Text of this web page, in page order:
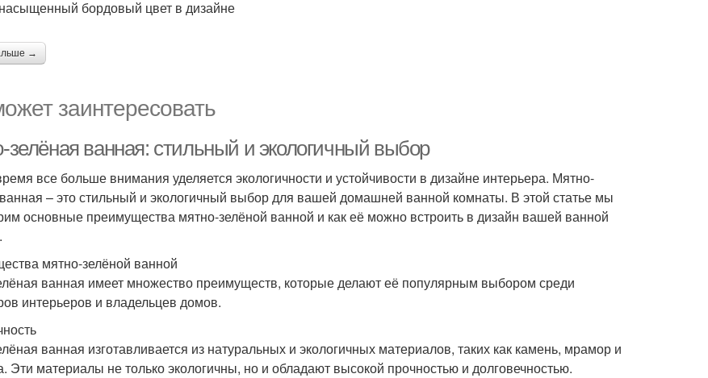
бордовый цвет в дизайне
→
заинтересовать
зелёная ванная: стильный и экологичный выбор
все больше внимания уделяется экологичности и устойчивости в дизайне интерьера. Мятно-
– это стильный и экологичный выбор для вашей домашней ванной комнаты. В этой статье мы
основные преимущества мятно-зелёной ванной и как её можно встроить в дизайн вашей ванной
мятно-зелёной ванной
ванная имеет множество преимуществ, которые делают её популярным выбором среди
интерьеров и владельцев домов.
ванная изготавливается из натуральных и экологичных материалов, таких как камень, мрамор и
Эти материалы не только экологичны, но и обладают высокой прочностью и долговечностью.